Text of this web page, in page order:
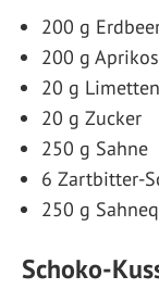
200 g
200 g
20 g
20 g Zucker
250 g Sahne
6 Zartbitter-
250 g
Schoko-